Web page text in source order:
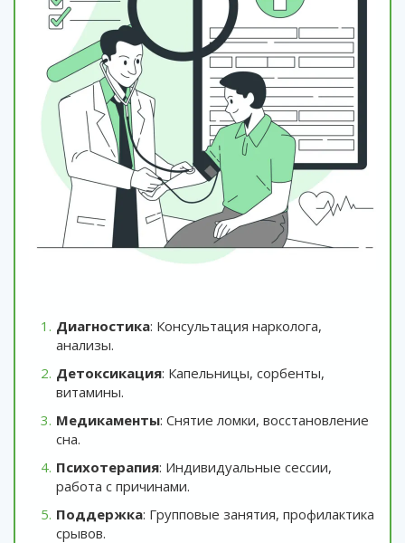
Диагностика: Консультация нарколога,
анализы.
Детоксикация: Капельницы, сорбенты,
витамины.
Медикаменты: Снятие ломки, восстановление
сна.
Психотерапия: Индивидуальные сессии,
работа с причинами.
Поддержка: Групповые занятия, профилактика
срывов.